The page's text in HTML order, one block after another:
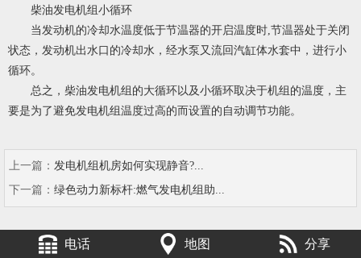
柴油发电机组小循环
当发动机的冷却水温度低于节温器的开启温度时,节温器处于关闭
状态，发动机出水口的冷却水，经水泵又流回汽缸体水套中，进行小
循环。
总之，柴油发电机组的大循环以及小循环取决于机组的温度，主
要是为了避免发电机组温度过高的而设置的自动调节功能。
上一篇： 发电机组机房如何实现静音?...
下一篇： 绿色动力新标杆:燃气发电机组助...
电话 地图 分享